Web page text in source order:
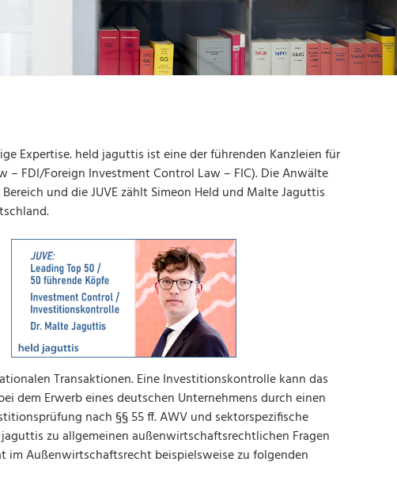
Expertise. held jaguttis ist eine der führenden Kanzleien für
FDI/Foreign Investment Control Law – FIC). Die Anwälte
und die JUVE zählt Simeon Held und Malte Jaguttis
Transaktionen. Eine Investitionskontrolle kann das
dem Erwerb eines deutschen Unternehmens durch einen
nach §§ 55 ff. AWV und sektorspezifische
zu allgemeinen außenwirtschaftsrechtlichen Fragen
Außenwirtschaftsrecht beispielsweise zu folgenden